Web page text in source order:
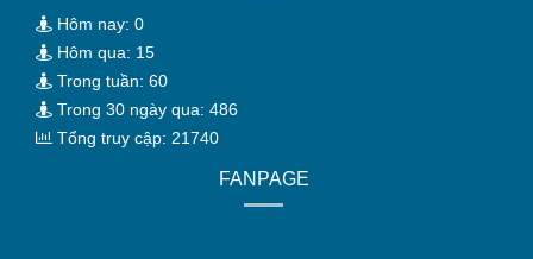
Hôm nay: 0
Hôm qua: 15
Trong tuần: 60
Trong 30 ngày qua: 486
Tổng truy cập: 21740
FANPAGE